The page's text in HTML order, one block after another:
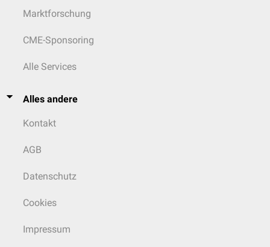
Marktforschung
CME-Sponsoring
Alle Services
Alles andere
Kontakt
AGB
Datenschutz
Cookies
Impressum